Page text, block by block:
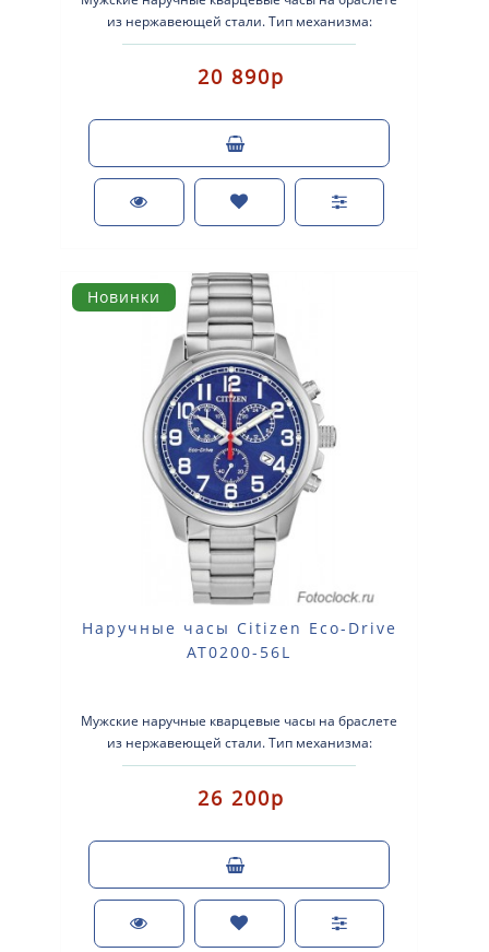
из нержавеющей стали. Тип механизма:
кварцевые. Система Eco-Drive (аккумулятор с пит..
20 890р
Новинки
Наручные часы Citizen Eco-Drive
AT0200-56L
Мужские наручные кварцевые часы на браслете
из нержавеющей стали. Тип механизма:
кварцевые. Система Eco-Drive (аккумулятор с ..
26 200р